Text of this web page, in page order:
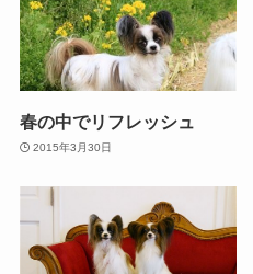
春の中でリフレッシュ
2015年3月30日